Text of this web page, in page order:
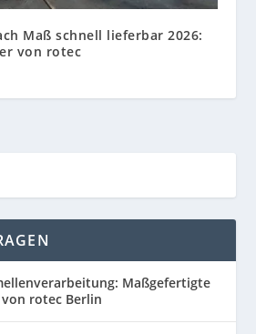
Maß schnell lieferbar 2026:
von rotec
Maßgefertigte
rotec Berlin